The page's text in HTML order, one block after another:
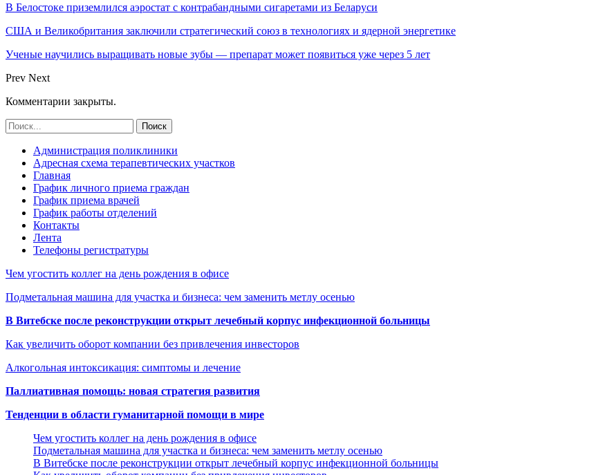
В Белостоке приземлился аэростат с контрабандными сигаретами из Беларуси
США и Великобритания заключили стратегический союз в технологиях и ядерной энергетике
Ученые научились выращивать новые зубы — препарат может появиться уже через 5 лет
Prev Next
Комментарии закрыты.
Администрация поликлиники
Адресная схема терапевтических участков
Главная
График личного приема граждан
График приема врачей
График работы отделений
Контакты
Лента
Телефоны регистратуры
Чем угостить коллег на день рождения в офисе
Подметальная машина для участка и бизнеса: чем заменить метлу осенью
В Витебске после реконструкции открыт лечебный корпус инфекционной больницы
Как увеличить оборот компании без привлечения инвесторов
Алкогольная интоксикация: симптомы и лечение
Паллиативная помощь: новая стратегия развития
Тенденции в области гуманитарной помощи в мире
Чем угостить коллег на день рождения в офисе
Подметальная машина для участка и бизнеса: чем заменить метлу осенью
В Витебске после реконструкции открыт лечебный корпус инфекционной больницы